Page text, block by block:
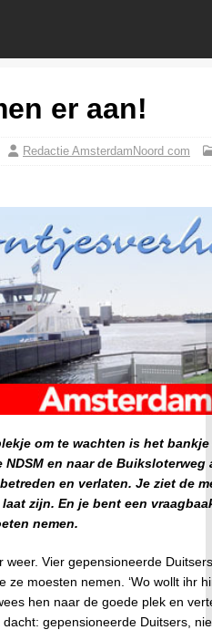
er aan!
Redactie AmsterdamNoord com
om te wachten is het bankje
NDSM en naar de
en verlaten. Je ziet de
zijn. En je bent een
nemen.
weer. Vier gepensioneerde
ze moesten nemen. ‘Wo wollt ihr
hen naar de goede plek en
gepensioneerde Duitsers,